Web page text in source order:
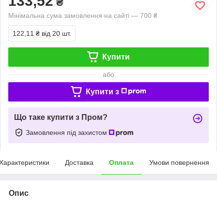
Мінімальна сума замовлення на сайті — 700 ₴
122,11 ₴ від 20 шт.
Купити
або
Купити з
Що таке купити з Пром?
Замовлення під захистом
Доставка Оплата Умови повернення
Опис